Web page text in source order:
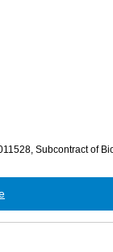
Subcontract of